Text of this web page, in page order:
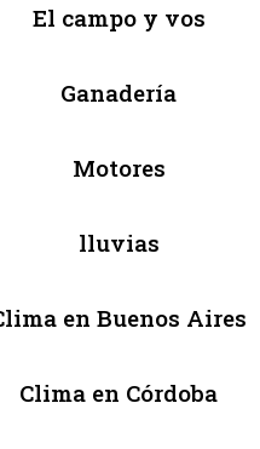
El campo y vos
Ganadería
Motores
lluvias
en Buenos Aires
Clima en Córdoba